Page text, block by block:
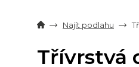
Najít podlahu
Třívrstvá